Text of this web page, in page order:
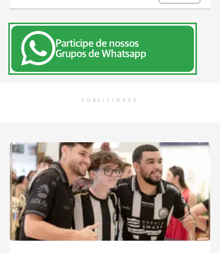
Participe de nossos
Grupos de Whatsapp
PUBLICIDADE